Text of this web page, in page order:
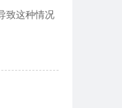
致这种情况